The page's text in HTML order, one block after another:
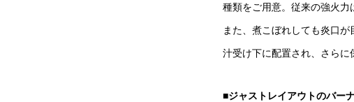
種類をご用意。従来の強火力
また、煮こぼれしても炎口
汁受け下に配置され、さらに
■ジャストレイアウトのバー